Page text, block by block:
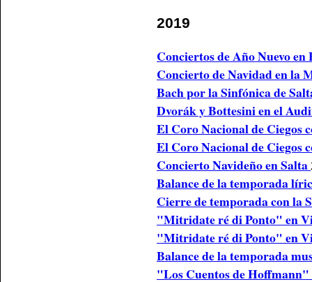
2019
Conciertos de Año Nuevo
Concierto de Navidad en la
Bach por la Sinfónica de
Dvorák y Bottesini en el
El Coro Nacional de Ciegos
El Coro Nacional de Ciegos
Concierto Navideño en Salta
Balance de la temporada
Cierre de temporada con la
"Mitridate ré di Ponto" en
"Mitridate ré di Ponto" en
Balance de la temporada
"Los Cuentos de